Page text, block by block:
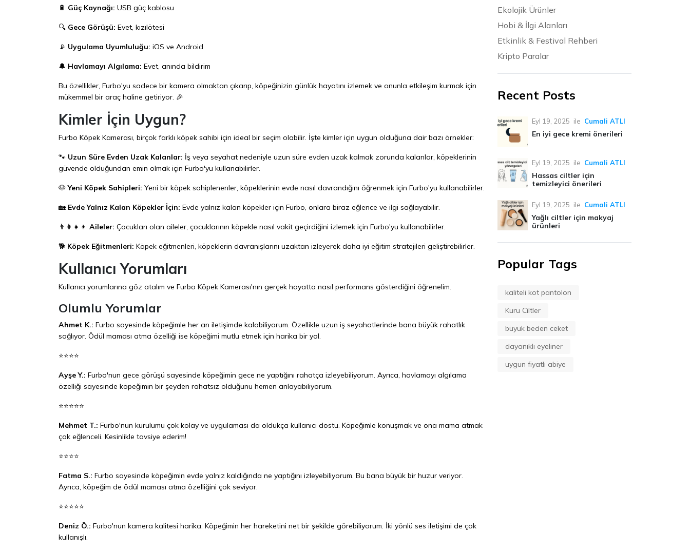
🔋 Güç Kaynağı: USB güç kablosu
🔍 Gece Görüşü: Evet, kızılötesi
📡 Uygulama Uyumluluğu: iOS ve Android
🔔 Havlamayı Algılama: Evet, anında bildirim
Bu özellikler, Furbo'yu sadece bir kamera olmaktan çıkarıp, köpeğinizin günlük hayatını izlemek ve onunla etkileşim kurmak için
mükemmel bir araç haline getiriyor. 🎉
Kimler İçin Uygun?
Furbo Köpek Kamerası, birçok farklı köpek sahibi için ideal bir seçim olabilir. İşte kimler için uygun olduğuna dair bazı örnekler:
🐾 Uzun Süre Evden Uzak Kalanlar: İş veya seyahat nedeniyle uzun süre evden uzak kalmak zorunda kalanlar, köpeklerinin
güvende olduğundan emin olmak için Furbo'yu kullanabilirler.
🐶Yeni Köpek Sahipleri: Yeni bir köpek sahiplenenler, köpeklerinin evde nasıl davrandığını öğrenmek için Furbo'yu kullanabilirler.
🏡 Evde Yalnız Kalan Köpekler İçin: Evde yalnız kalan köpekler için Furbo, onlara biraz eğlence ve ilgi sağlayabilir.
👨‍👩‍👧‍👦 Aileler: Çocukları olan aileler, çocuklarının köpekle nasıl vakit geçirdiğini izlemek için Furbo'yu kullanabilirler.
🐕 Köpek Eğitmenleri: Köpek eğitmenleri, köpeklerin davranışlarını uzaktan izleyerek daha iyi eğitim stratejileri geliştirebilirler.
Kullanıcı Yorumları
Kullanıcı yorumlarına göz atalım ve Furbo Köpek Kamerası'nın gerçek hayatta nasıl performans gösterdiğini öğrenelim.
Olumlu Yorumlar
Ahmet K.: Furbo sayesinde köpeğimle her an iletişimde kalabiliyorum. Özellikle uzun iş seyahatlerinde bana büyük rahatlık
sağlıyor. Ödül maması atma özelliği ise köpeğimi mutlu etmek için harika bir yol.
⭐⭐⭐⭐
Ayşe Y.: Furbo'nun gece görüşü sayesinde köpeğimin gece ne yaptığını rahatça izleyebiliyorum. Ayrıca, havlamayı algılama
özelliği sayesinde köpeğimin bir şeyden rahatsız olduğunu hemen anlayabiliyorum.
⭐⭐⭐⭐⭐
Mehmet T.: Furbo'nun kurulumu çok kolay ve uygulaması da oldukça kullanıcı dostu. Köpeğimle konuşmak ve ona mama atmak
çok eğlenceli. Kesinlikle tavsiye ederim!
⭐⭐⭐⭐
Fatma S.: Furbo sayesinde köpeğimin evde yalnız kaldığında ne yaptığını izleyebiliyorum. Bu bana büyük bir huzur veriyor.
Ayrıca, köpeğim de ödül maması atma özelliğini çok seviyor.
⭐⭐⭐⭐⭐
Deniz Ö.: Furbo'nun kamera kalitesi harika. Köpeğimin her hareketini net bir şekilde görebiliyorum. İki yönlü ses iletişimi de çok
kullanışlı.
Ekolojik Ürünler
Hobi & İlgi Alanları
Etkinlik & Festival Rehberi
Kripto Paralar
Recent Posts
Eyl 19, 2025 ile Cumali ATLI
En iyi gece kremi önerileri
Eyl 19, 2025 ile Cumali ATLI
Hassas ciltler için
temizleyici önerileri
Eyl 19, 2025 ile Cumali ATLI
Yağlı ciltler için makyaj
ürünleri
Popular Tags
kaliteli kot pantolon
Kuru Ciltler
büyük beden ceket
dayanıklı eyeliner
uygun fiyatlı abiye